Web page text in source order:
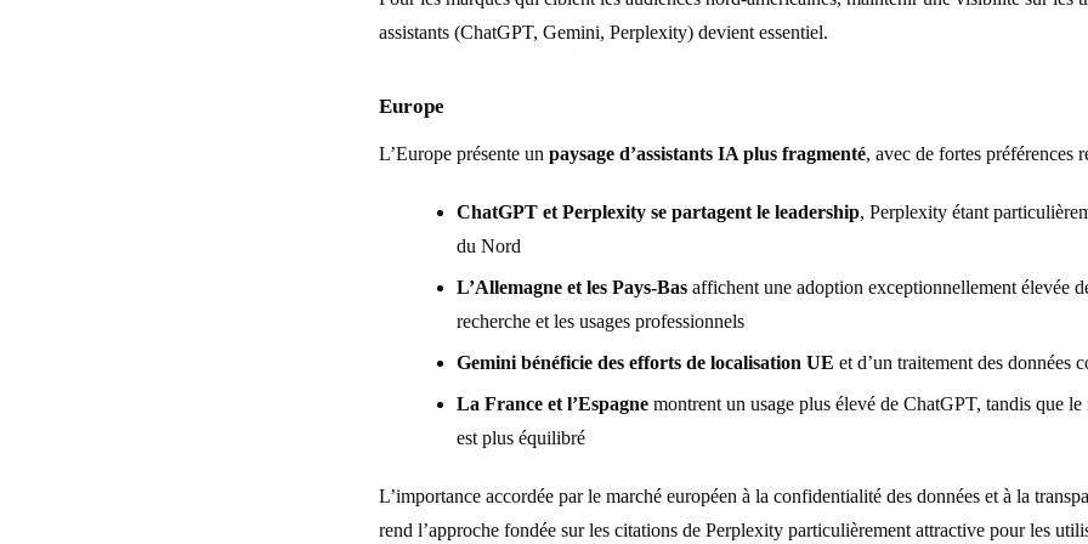
assistants (ChatGPT, Gemini, Perplexity) devient essentiel.
Europe
L’Europe présente un paysage d’assistants IA plus fragmenté, avec de fortes préférences
ChatGPT et Perplexity se partagent le leadership, Perplexity étant
du Nord
L’Allemagne et les Pays-Bas affichent une adoption exceptionnellement élevée
recherche et les usages professionnels
Gemini bénéficie des efforts de localisation UE et d’un traitement des données
La France et l’Espagne montrent un usage plus élevé de ChatGPT, tandis que
est plus équilibré
L’importance accordée par le marché européen à la confidentialité des données et à la
rend l’approche fondée sur les citations de Perplexity particulièrement attractive pour les